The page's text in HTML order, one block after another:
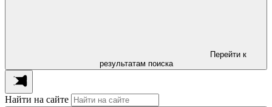
Перейти к
результатам поиска
Найти на сайте